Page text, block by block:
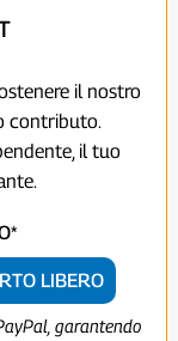
il nostro
contributo.
il tuo
LIBERO
garantendo